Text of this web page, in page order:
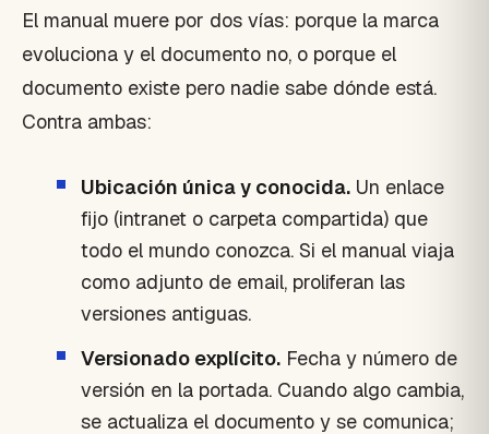
El manual muere por dos vías: porque la marca
evoluciona y el documento no, o porque el
documento existe pero nadie sabe dónde está.
Contra ambas:
Ubicación única y conocida. Un enlace
fijo (intranet o carpeta compartida) que
todo el mundo conozca. Si el manual viaja
como adjunto de email, proliferan las
versiones antiguas.
Versionado explícito. Fecha y número de
versión en la portada. Cuando algo cambia,
se actualiza el documento y se comunica;